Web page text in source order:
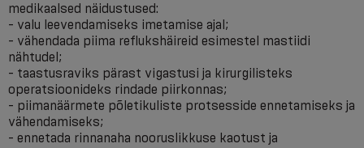
medikaalsed näidustused:
- valu leevendamiseks imetamise ajal;
- vähendada piima reflukshäireid esimestel mastiidi
nähtudel;
- taastusraviks pärast vigastusi ja kirurgilisteks
operatsioonideks rindade piirkonnas;
- piimanäärmete põletikuliste protsesside ennetamiseks ja
vähendamiseks;
- ennetada rinnanaha nooruslikkuse kaotust ja